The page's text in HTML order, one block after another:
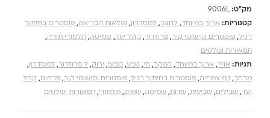
מק"ט: 9006L
קטגוריות: ארוך במיוחד, לחצר, למסדרון, נפלאות הבריאה, פוסטרים בחיתוך
רגיל, פוסטרים וקישוטי קיר, פרוזדור, קהל יעד, שמיטה, תלמודי תורה,
תפאורות ושלטים
תגיות: אויר, ארוך במיוחד, הפקר, חי, טבע, טבעי, ירוק, ל פרוזדור, למסדרון,
מרחב, נוף צמחיה, פוסטרים בחיתוך רגיל, פוסטרים וקישוטי קיר, פרחים, קהל
יעד, שבילים, שביעית, שדות, שמיטה, שמים, תלמודי, תפאורות ושלטים